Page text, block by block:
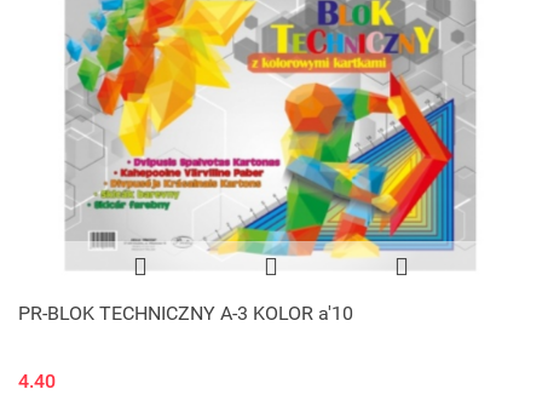
PR-BLOK TECHNICZNY A-3 KOLOR a'10
4.40